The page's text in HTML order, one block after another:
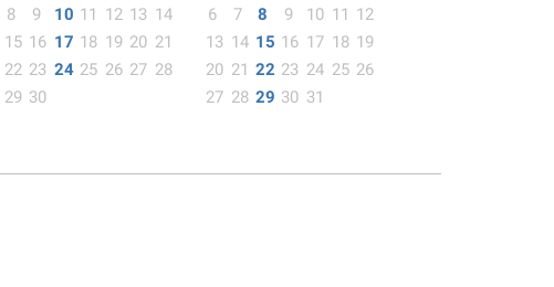
8
9 10 11 12 13 14
15 16 17 18 19 20 21
22 23 24 25 26 27 28
29 30
6
7 8 9 10 11 12
13 14 15 16 17 18 19
20 21 22 23 24 25 26
27 28 29 30 31